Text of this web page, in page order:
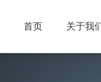
首页 关于我